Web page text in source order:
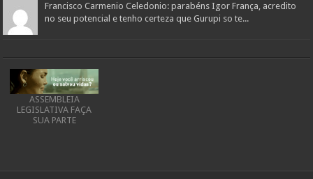
Francisco Carmenio Celedonio: parabéns Igor França, acredito
no seu potencial e tenho certeza que Gurupi so te...
ASSEMBLEIA
LEGISLATIVA FAÇA
SUA PARTE